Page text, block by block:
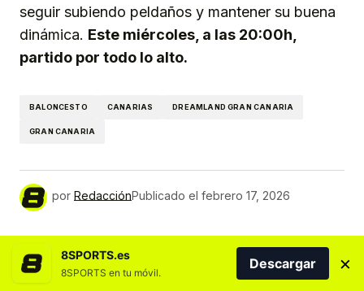
seguir subiendo peldaños y mantener su buena
dinámica. Este miércoles, a las 20:00h,
partido por todo lo alto.
BALONCESTO CANARIAS DREAMLAND GRAN CANARIA
GRAN CANARIA
por RedacciónPublicado el febrero 17, 2026
MÁS NOTICIAS DEL DEPORTE CANARIO
8SPORTS.es
8SPORTS en tu móvil.
Descargar ×